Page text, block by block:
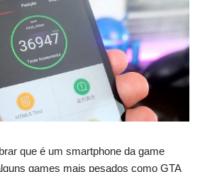
que é um smartphone da game
games mais pesados como GTA